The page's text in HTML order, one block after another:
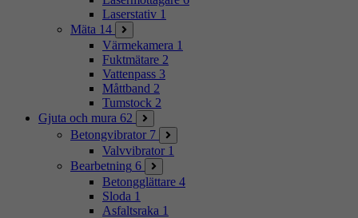
Laserstativ 1
Mäta 14
Värmekamera 1
Fuktmätare 2
Vattenpass 3
Måttband 2
Tumstock 2
Gjuta och mura 62
Betongvibrator 7
Valvvibrator 1
Bearbetning 6
Betongglättare 4
Sloda 1
Asfaltsraka 1